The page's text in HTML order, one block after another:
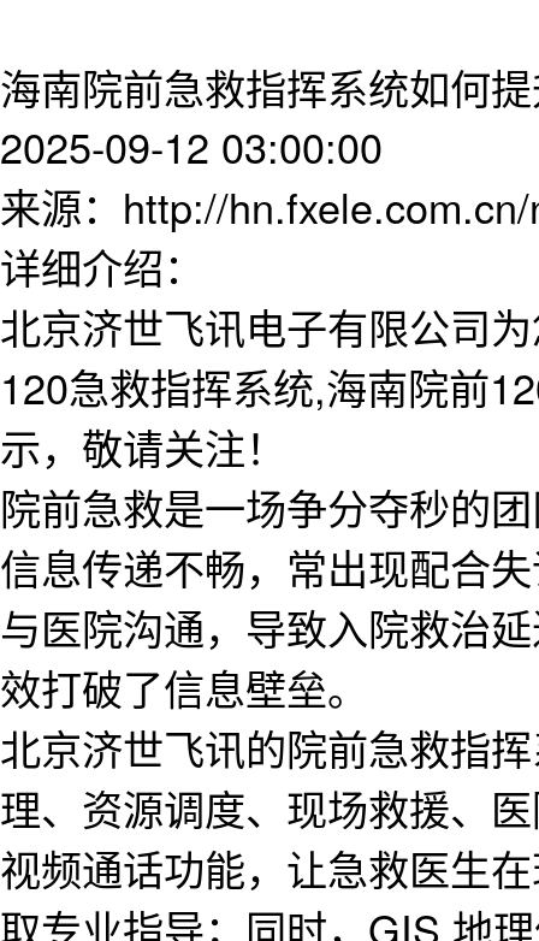
海南院前急救指挥系统如何
2025-09-12 03:00:00
来源：http://
详细介绍：
北京济世飞讯电子有限公司
120急救指挥系统,海南院前
示，敬请关注！
院前急救是一场争分夺秒的
信息传递不畅，常出现配合
与医院沟通，导致入院救治
效打破了信息壁垒。
北京济世飞讯的院前急救指
理、资源调度、现场救援、
视频通话功能，让急救医生
取专业指导；同时，GIS 地